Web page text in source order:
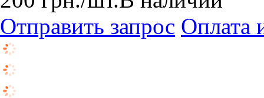
Отправить запрос Оплата